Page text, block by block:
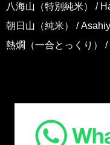
八海山（特別純米） /
朝日山（純米） /
熱燗（一合とっくり） /